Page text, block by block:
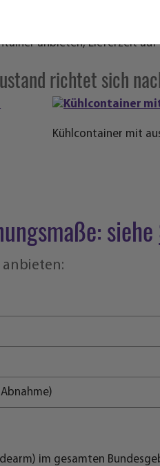
anbieten, Lieferzeit auf
richtet sich
Kühlcontainer mit
siehe
im gesamten